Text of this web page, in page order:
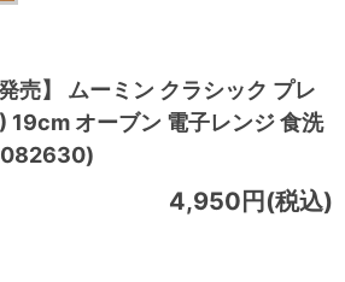
売】 ムーミン クラシック プレ
19cm オーブン 電子レンジ 食洗
4,950円(税込)